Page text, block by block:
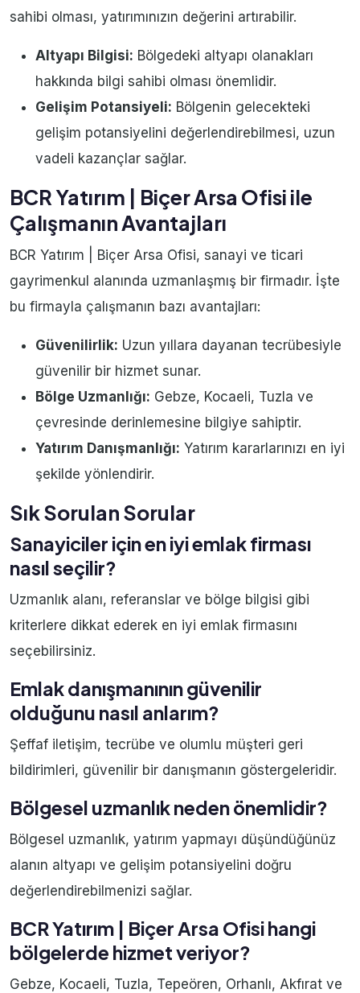
sahibi olması, yatırımınızın değerini artırabilir.
Altyapı Bilgisi: Bölgedeki altyapı olanakları
hakkında bilgi sahibi olması önemlidir.
Gelişim Potansiyeli: Bölgenin gelecekteki
gelişim potansiyelini değerlendirebilmesi, uzun
vadeli kazançlar sağlar.
BCR Yatırım | Biçer Arsa Ofisi ile
Çalışmanın Avantajları
BCR Yatırım | Biçer Arsa Ofisi, sanayi ve ticari
gayrimenkul alanında uzmanlaşmış bir firmadır. İşte
bu firmayla çalışmanın bazı avantajları:
Güvenilirlik: Uzun yıllara dayanan tecrübesiyle
güvenilir bir hizmet sunar.
Bölge Uzmanlığı: Gebze, Kocaeli, Tuzla ve
çevresinde derinlemesine bilgiye sahiptir.
Yatırım Danışmanlığı: Yatırım kararlarınızı en iyi
şekilde yönlendirir.
Sık Sorulan Sorular
Sanayiciler için en iyi emlak firması
nasıl seçilir?
Uzmanlık alanı, referanslar ve bölge bilgisi gibi
kriterlere dikkat ederek en iyi emlak firmasını
seçebilirsiniz.
Emlak danışmanının güvenilir
olduğunu nasıl anlarım?
Şeffaf iletişim, tecrübe ve olumlu müşteri geri
bildirimleri, güvenilir bir danışmanın göstergeleridir.
Bölgesel uzmanlık neden önemlidir?
Bölgesel uzmanlık, yatırım yapmayı düşündüğünüz
alanın altyapı ve gelişim potansiyelini doğru
değerlendirebilmenizi sağlar.
BCR Yatırım | Biçer Arsa Ofisi hangi
bölgelerde hizmet veriyor?
Gebze, Kocaeli, Tuzla, Tepeören, Orhanlı, Akfırat ve